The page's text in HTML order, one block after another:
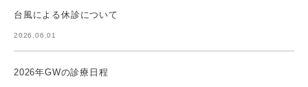
台風による休診について
2026.06.01
2026年GWの診療日程